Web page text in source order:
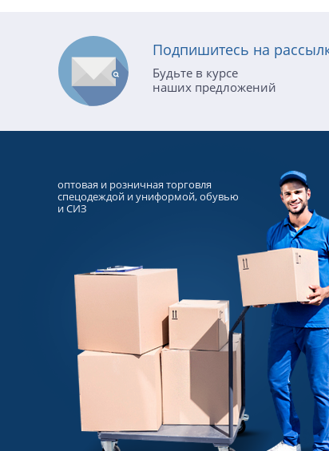
Подпишитесь на
Будьте в курсе
наших предложений
оптовая и розничная торговля
спецодеждой и униформой, обувью
и СИЗ